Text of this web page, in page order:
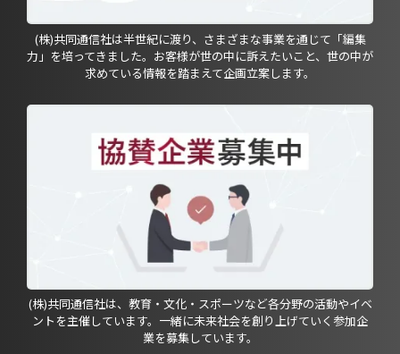
(株)共同通信社は半世紀に渡り、さまざまな事業を通じて「編集
力」を培ってきました。お客様が世の中に訴えたいこと、世の中が
求めている情報を踏まえて企画立案します。
(株)共同通信社は、教育・文化・スポーツなど各分野の活動やイベ
ントを主催しています。一緒に未来社会を創り上げていく参加企
業を募集しています。